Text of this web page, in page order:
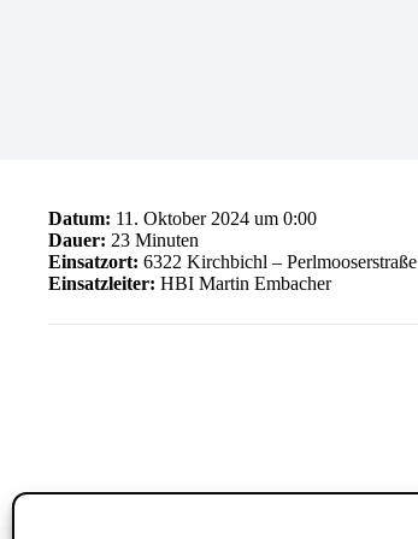
Datum: 11. Oktober 2024 um 0:00
Dauer: 23 Minuten
Einsatzort: 6322 Kirchbichl – Perlmooserstraße
Einsatzleiter: HBI Martin Embacher